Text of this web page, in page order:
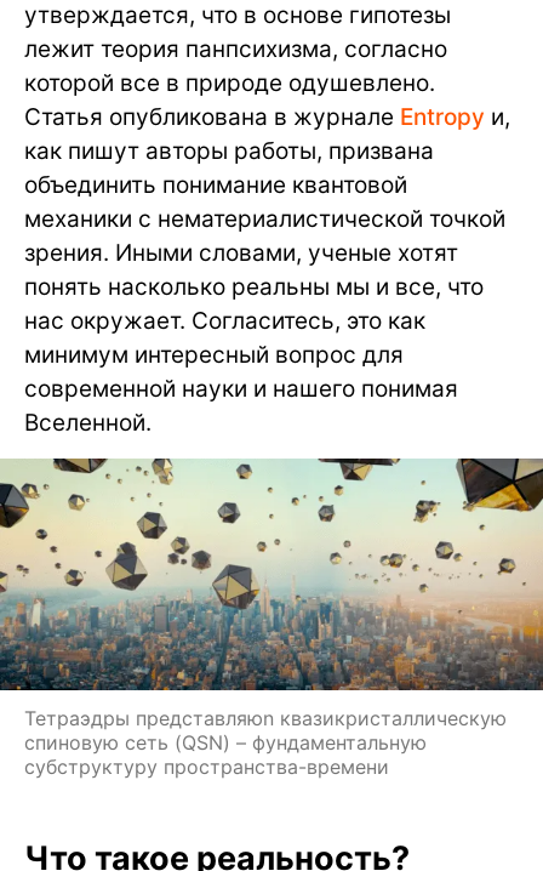
утверждается, что в основе гипотезы
лежит теория панпсихизма, согласно
которой все в природе одушевлено.
Статья опубликована в журнале Entropy и,
как пишут авторы работы, призвана
объединить понимание квантовой
механики с нематериалистической точкой
зрения. Иными словами, ученые хотят
понять насколько реальны мы и все, что
нас окружает. Согласитесь, это как
минимум интересный вопрос для
современной науки и нашего понимая
Вселенной.
Тетраэдры представляюn квазикристаллическую
спиновую сеть (QSN) – фундаментальную
субструктуру пространства-времени
Что такое реальность?